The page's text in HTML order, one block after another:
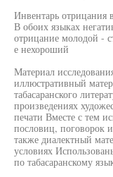
Инвентарь отрицания
В обоих языках
отрицание молодой -
е нехороший
Материал
иллюстративный
табасаранского
произведениях
печати Вместе с тем
пословиц, поговорок
также диалектный
условиях
по табасаранскому